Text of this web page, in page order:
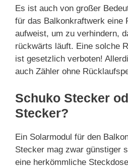
Es ist auch von großer
für das Balkonkraftwerk eine
aufweist, um zu verhindern,
rückwärts läuft. Eine solche
ist gesetzlich verboten!
auch Zähler ohne
Schuko Stecker
Stecker?
Ein Solarmodul für den
Stecker mag zwar günstiger
eine herkömmliche